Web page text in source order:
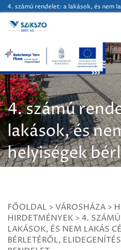
4. számú
lakások, és
helyiségek
rendelet
FŐOLDAL > VÁROSHÁZA >
HIRDETMÉNYEK > 4.
LAKÁSOK, ÉS NEM LAKÁS
BÉRLETÉRŐL,